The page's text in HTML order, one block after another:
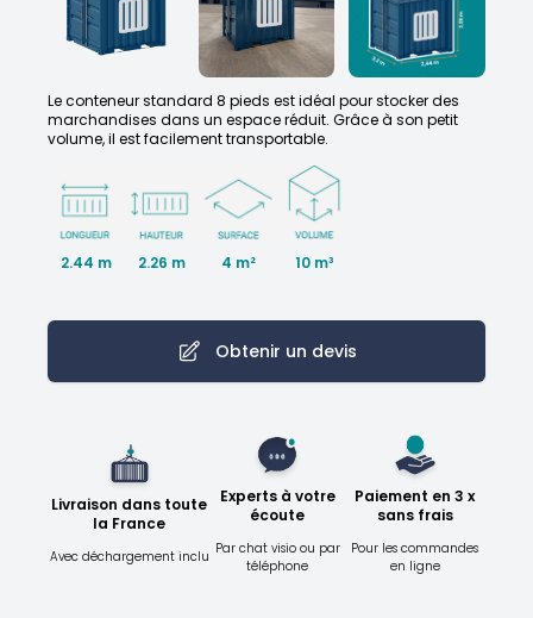
Le conteneur standard 8 pieds est idéal pour stocker des
marchandises dans un espace réduit. Grâce à son petit
volume, il est facilement transportable.
2.44 m 2.26 m 4 m² 10 m³
Obtenir un devis
Livraison dans toute
la France
Avec déchargement inclu
Experts à votre
écoute
Par chat visio ou par
téléphone
Paiement en 3 x
sans frais
Pour les commandes
en ligne